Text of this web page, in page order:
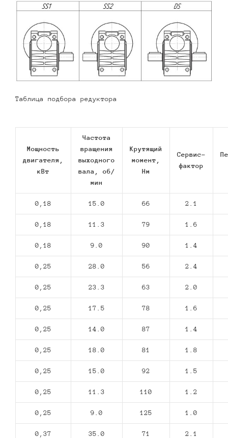
Таблица подбора редуктора
Мощность
двигателя,
кВт
Частота
вращения
выходного
вала, об/
мин
Крутящий
момент,
Нм
Сервис-
фактор
0,18 15.0 66 2.1
0,18 11.3 79 1.6
0,18 9.0 90 1.4
0,25 28.0 56 2.4
0,25 23.3 63 2.0
0,25 17.5 78 1.6
0,25 14.0 87 1.4
0,25 18.0 81 1.8
0,25 15.0 92 1.5
0,25 11.3 110 1.2
0,25 9.0 125 1.0
0,37 35.0 71 2.1